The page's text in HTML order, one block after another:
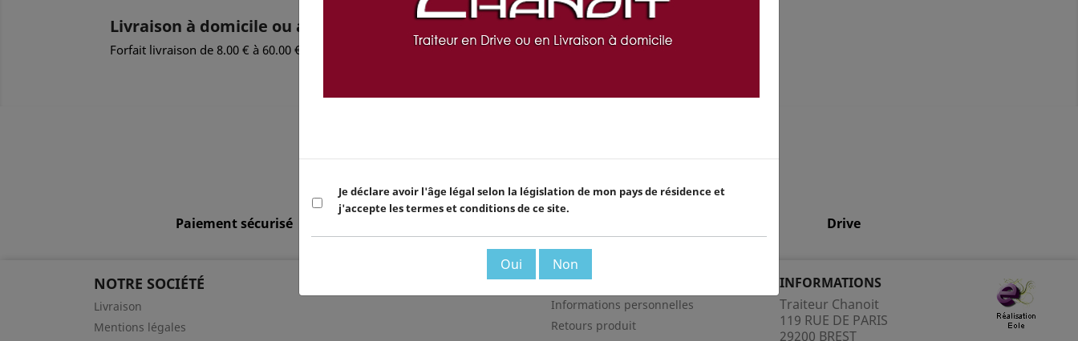
Je déclare avoir l'âge légal selon la législation de mon pays de résidence et
j'accepte les termes et conditions de ce site.
Oui Non
Livraison à domicile ou au bureau
Forfait livraison de 8.00 € à 60.00 € selon distance. Tarifs de vente à emporter TVA inclus
Paiement sécurisé Drive
NOTRE SOCIÉTÉ
Livraison
Mentions légales
VOTRE COMPTE
Informations personnelles
Retours produit
INFORMATIONS
Traiteur Chanoit
119 RUE DE PARIS
29200 BREST